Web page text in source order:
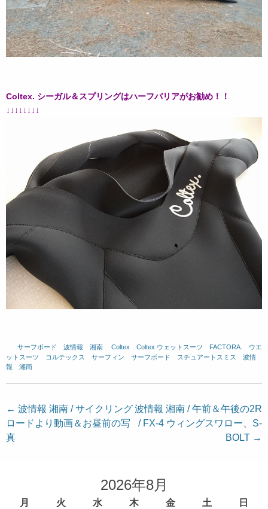
Coltex. シーガル＆スプリングはハーフバリアがお勧め！！
↓↓↓↓↓↓↓↓
サーフボード 波情報 湘南 Coltex Coltex.ウェットスーツ FACTORA.
ウエ
ットスーツ
コルテックス サーフィン サーフボード スチュアートスミス
波情
報 湘南
投
稿
ナ
← 波情報 湘南 / サイクリング
ロードより動画＆お昼前の写
真
波情報 湘南 / 午前＆午後の2R
/ FX-4 ウィングスワロー、S-
BOLT →
2026年8月
月 火 水 木 金 土
日